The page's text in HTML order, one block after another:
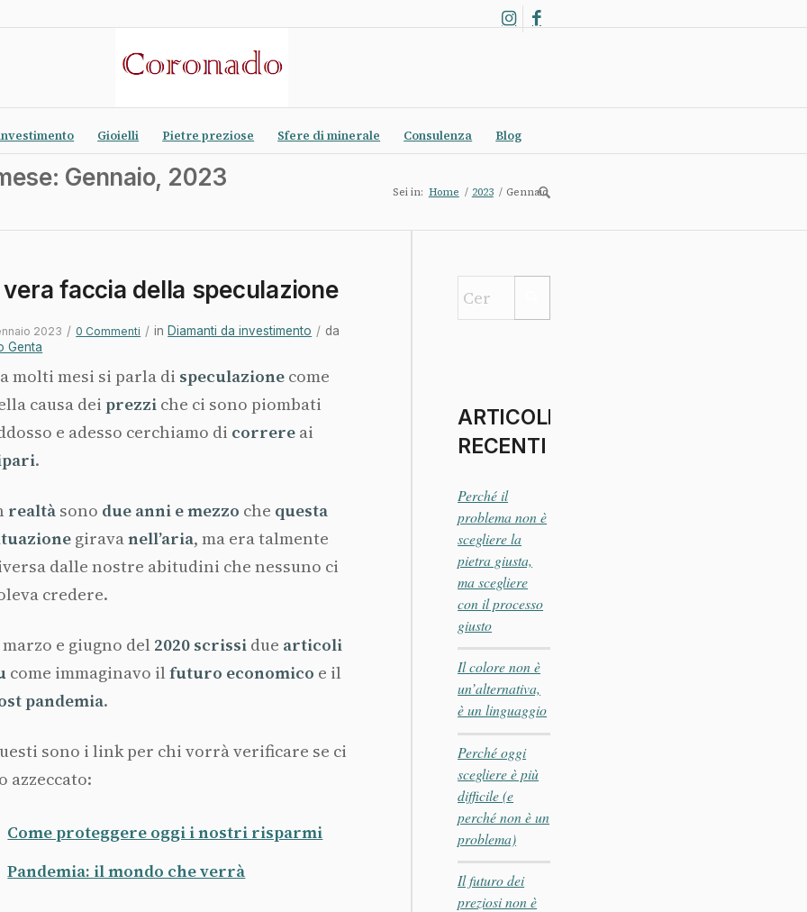
Gioielli Pietre preziose Sfere di minerale Consulenza Blog
Gennaio, 2023
Sei in: Home / 2023 / Gennaio
vera faccia della speculazione
2023 / 0 Commenti / in Diamanti da investimento / da
Genta
molti mesi si parla di speculazione come
causa deiprezzi che ci sono piombati
e adesso cerchiamo di correre ai
.
realtà sono due anni e mezzo che questa
giravanell’aria, ma era talmente
dalle nostre abitudini che nessuno ci
credere.
e giugno del 2020 scrissi due articoli
come immaginavo ilfuturo economico e il
pandemia.
sono i link per chi vorrà verificare se ci
azzeccato:
Come proteggere oggi i nostri risparmi
Pandemia: il mondo che verrà
ARTICOLI
RECENTI
Perché il
problema non è
scegliere la
pietra giusta,
ma scegliere
con il processo
giusto
Il colore non è
un’alternativa,
è un linguaggio
Perché oggi
scegliere è più
difficile (e
perché non è un
problema)
Il futuro dei
preziosi non è